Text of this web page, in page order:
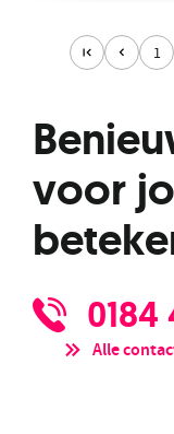
1
voor
0184
Alle